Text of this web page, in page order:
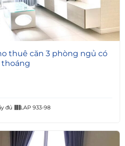
thuê căn 3 phòng ngủ có
thoáng
đủ LAP 933-98